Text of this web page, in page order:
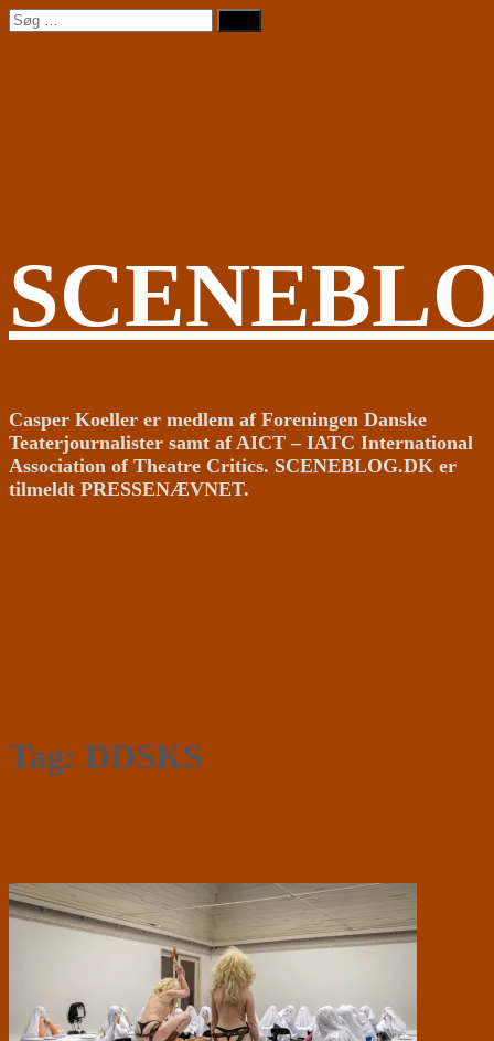
Videre
til
Søg
efter:
Casper Koeller er medlem af Foreningen Danske
Teaterjournalister samt af AICT – IATC International
Association of Theatre Critics. SCENEBLOG.DK er
tilmeldt PRESSENÆVNET.
Tag: DDSKS